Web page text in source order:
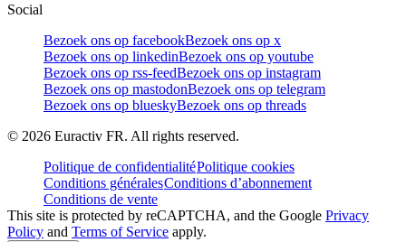
Social
Bezoek ons op facebookBezoek ons op x
Bezoek ons op linkedinBezoek ons op youtube
Bezoek ons op rss-feedBezoek ons op instagram
Bezoek ons op mastodonBezoek ons op telegram
Bezoek ons op blueskyBezoek ons op threads
© 2026 Euractiv FR. All rights reserved.
Politique de confidentialitéPolitique cookies
Conditions généralesConditions d’abonnement
Conditions de vente
This site is protected by reCAPTCHA, and the Google Privacy
Policy and Terms of Service apply.